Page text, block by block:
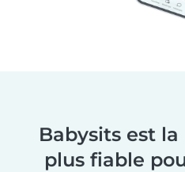
Babysits est
plus fiable